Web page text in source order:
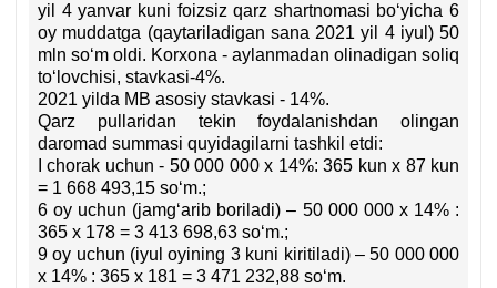
yil 4 yanvar kuni foizsiz qarz shartnomasi boʻyicha 6
oy muddatga (qaytariladigan sana 2021 yil 4 iyul) 50
mln soʻm oldi. Korхona - aylanmadan olinadigan soliq
toʻlovchisi, stavkasi-4%.
2021 yilda MB asosiy stavkasi - 14%.
Qarz pullaridan tekin foydalanishdan olingan
daromad summasi quyidagilarni tashkil etdi:
I chorak uchun - 50 000 000 х 14%: 365 kun х 87 kun
= 1 668 493,15 soʻm.;
6 oy uchun (jamgʻarib boriladi) – 50 000 000 х 14% :
365 х 178 = 3 413 698,63 soʻm.;
9 oy uchun (iyul oyining 3 kuni kiritiladi) – 50 000 000
х 14% : 365 х 181 = 3 471 232,88 soʻm.